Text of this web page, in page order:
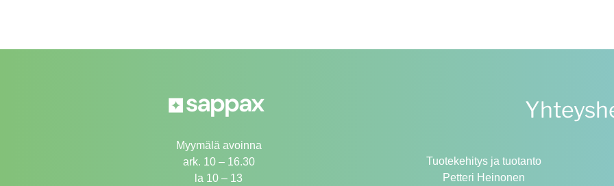
Myymälä avoinna
ark. 10 – 16.30
la 10 – 13
Tuotekehitys ja tuotanto
Petteri Heinonen